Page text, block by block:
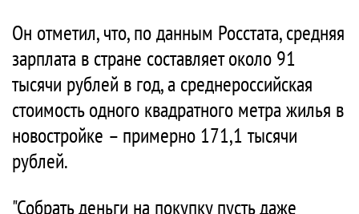
Он отметил, что, по данным Росстата, средняя
зарплата в стране составляет около 91
тысячи рублей в год, а среднероссийская
стоимость одного квадратного метра жилья в
новостройке – примерно 171,1 тысячи
рублей.
"Собрать деньги на покупку пусть даже